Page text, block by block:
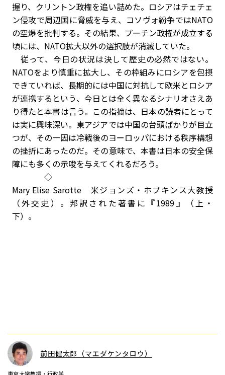
握り、クリントン政権を追い詰めた。ロシアはチェチェ
ン侵攻で周辺国に脅威を与え、コソヴォ紛争ではNATO
の空爆を批判する。その結果、プーチン政権が成立する
頃には、NATO拡大以外の選択肢が消滅していた。
従って、今日の状況は決して歴史の必然ではない。
NATOをより慎重に拡大し、その枠組みにロシアを包摂
できていれば、長期的には中国に対抗して欧米とロシア
が連携するという、今日とは全く異なるシナリオさえあ
り得たと本書は言う。この指摘は、日本の読者にとって
は実に興味深い。東アジアでは中国の台頭ばかりが目立
つが、その一因は冷戦後のヨーロッパにおける秩序構想
の挫折にあったのだ。その意味で、本書は日本の安全保
障にも多くの示唆を与えてくれるだろう。
◇
Mary Elise Sarotte 米ジョンズ・ホプキンス大教授
（外交史）。邦訳された著書に『1989』（上・
下）。
前田健太郎（マエダケンタロウ）